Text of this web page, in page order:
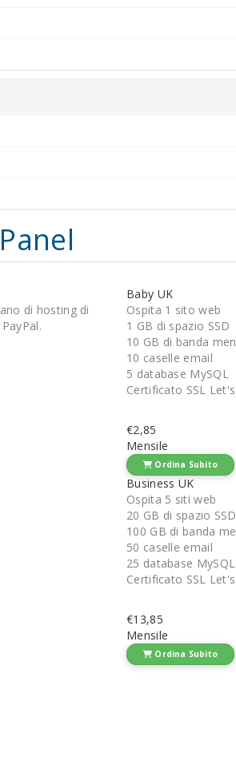
di hosting di
Baby UK
Ospita 1 sito web
1 GB di spazio SSD
10 GB di banda
10 caselle email
5 database MySQL
Certificato SSL
€2,85
Mensile
Ordina Subito
Business UK
Ospita 5 siti web
20 GB di spazio SSD
100 GB di banda
50 caselle email
25 database MySQL
Certificato SSL
€13,85
Mensile
Ordina Subito